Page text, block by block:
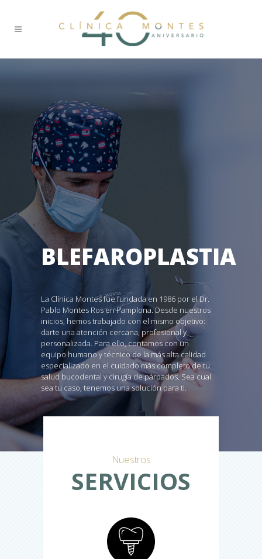
BLEFAROPLASTIA
La Clínica Montes fue fundada en 1986 por el Dr.
Pablo Montes Ros en Pamplona. Desde nuestros
inicios, hemos trabajado con el mismo objetivo:
darte una atención cercana, profesional y
personalizada. Para ello, contamos con un
equipo humano y técnico de la más alta calidad
especializado en el cuidado más completo de tu
salud bucodental y cirugía de párpados. Sea cual
sea tu caso, tenemos una solución para ti.
Nuestros
SERVICIOS